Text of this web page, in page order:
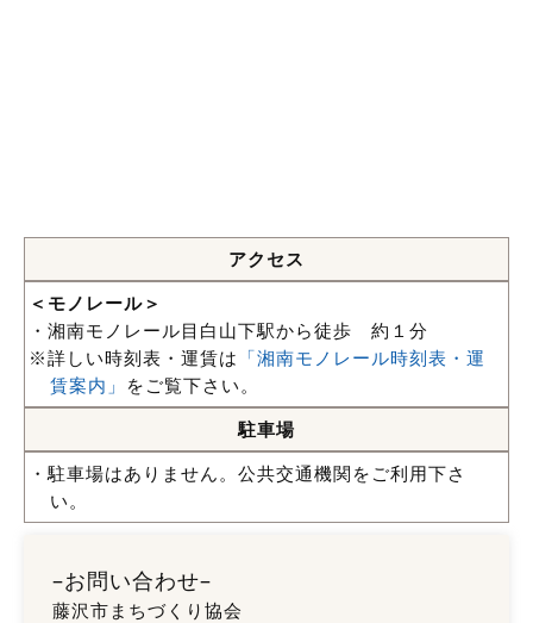
アクセス
＜モノレール＞
・湘南モノレール目白山下駅から徒歩 約１分
※詳しい時刻表・運賃は 「湘南モノレール時刻表・運
賃案内」 をご覧下さい。
駐車場
・駐車場はありません。公共交通機関をご利用下さ
い。
–お問い合わせ–
藤沢市まちづくり協会